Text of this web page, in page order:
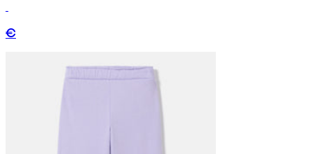
€